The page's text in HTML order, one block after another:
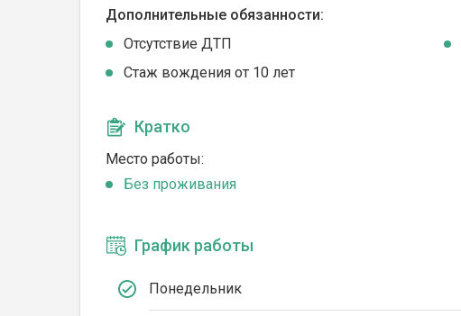
Дополнительные обязанности:
Отсутствие ДТП
Стаж вождения от 10 лет
Кратко
Место работы:
Без проживания
График работы
Понедельник